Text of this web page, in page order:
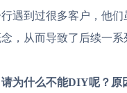
遇到过很多客户，他
，从而导致了后续一系
为什么不能DIY呢？原